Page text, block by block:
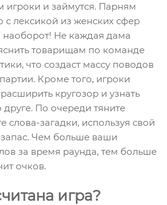
игроки и займутся. Парням
с лексикой из женских сфер
Не каждая дама
товарищам по команде
что создаст массу поводов
Кроме того, игроки
кругозор и узнать
По очереди тяните
слова-загадки, используя свой
Чем больше ваши
за время раунда, тем больше
очков.
игра?